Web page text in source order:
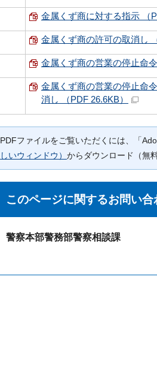
金属くず商に対する指示 （
金属くず商の許可の取消し
金属くず商の営業の停止命令
金属くず商の営業の停止命
消し （PDF 26.6KB）
PDFファイルをご覧いただくには、「
しいウィンドウ） からダウンロード（無
このページに関するお問い合
警察本部警務部警察相談課